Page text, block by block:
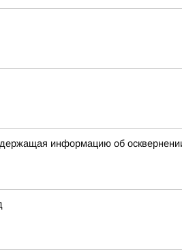
информацию об